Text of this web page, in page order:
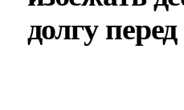
долгу